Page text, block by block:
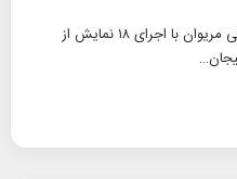
روز چهارم و پایانی جشنواره تئاتر خیابانی مریوان با اجرای ۱۸ نمایش از